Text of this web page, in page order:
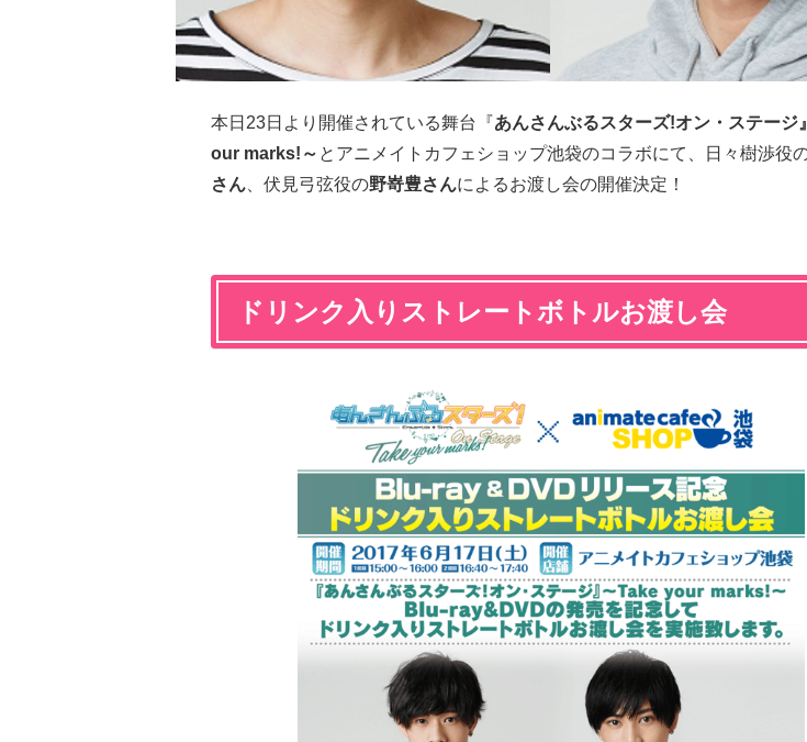
本日23日より開催されている舞台『あんさんぶるスターズ!オン・ステージ
our marks!～ とアニメイトカフェショップ池袋のコラボにて、日々樹渉役
さん 、伏見弓弦役の野嵜豊さんによるお渡し会の開催決定！
ドリンク入りストレートボトルお渡し会